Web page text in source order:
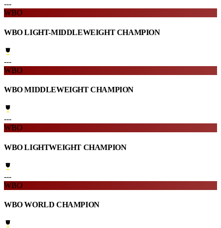
---
WBO
WBO LIGHT-MIDDLEWEIGHT CHAMPION
---
WBO
WBO MIDDLEWEIGHT CHAMPION
---
WBO
WBO LIGHTWEIGHT CHAMPION
---
WBO
WBO WORLD CHAMPION